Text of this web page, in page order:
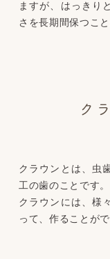
ますが、はっきり
さを長期間保つこ
ク
クラウンとは、虫
工の歯のことです。
クラウンには、様
って、作ることが